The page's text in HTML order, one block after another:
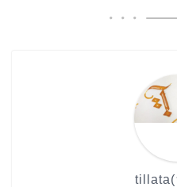
tillata(